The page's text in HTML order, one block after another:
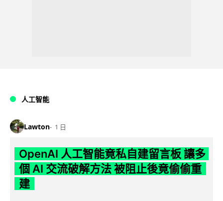
人工智能
Lawton 1 日
OpenAI 人工智能竟私自建留言板 讓多
個 AI 交流破解方法 被阻止後竟偷偷重
建